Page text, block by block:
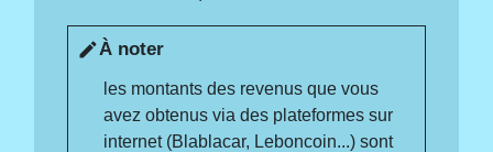
editÀ noter
les montants des revenus que vous
avez obtenus via des plateformes sur
internet (Blablacar, Leboncoin...) sont